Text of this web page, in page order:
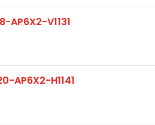
AP6X2-V1131
AP6X2-H1141